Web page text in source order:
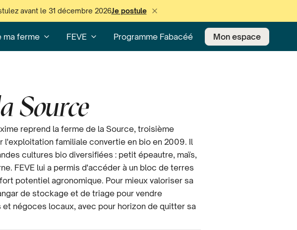
avant le 31 décembre 2026Je postule
ma ferme FEVE Programme Fabacéé Mon espace
Source
reprend la ferme de la Source, troisième
l'exploitation familiale convertie en bio en 2009. Il
cultures bio diversifiées : petit épeautre, maïs,
FEVE lui a permis d'accéder à un bloc de terres
potentiel agronomique. Pour mieux valoriser sa
de stockage et de triage pour vendre
négoces locaux, avec pour horizon de quitter sa